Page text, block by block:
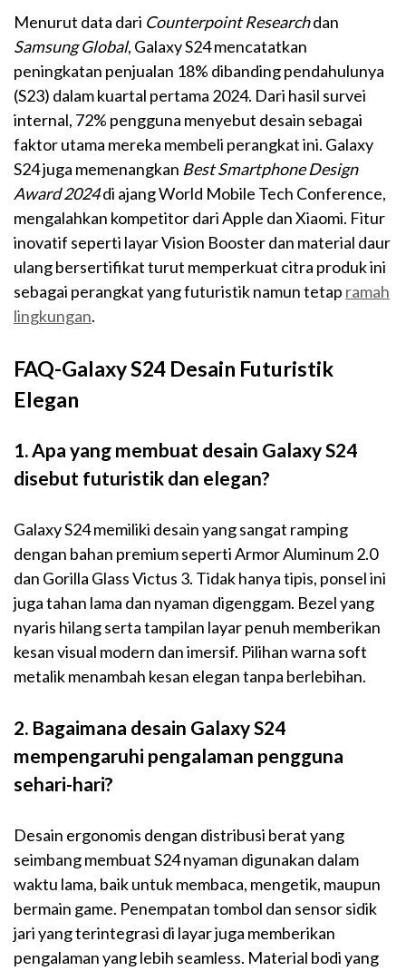
Menurut data dari Counterpoint Researchdan
Samsung Global, Galaxy S24 mencatatkan
peningkatan penjualan 18% dibanding pendahulunya
(S23) dalam kuartal pertama 2024. Dari hasil survei
internal, 72% pengguna menyebut desain sebagai
faktor utama mereka membeli perangkat ini. Galaxy
S24 juga memenangkan Best Smartphone Design
Award 2024di ajang World Mobile Tech Conference,
mengalahkan kompetitor dari Apple dan Xiaomi. Fitur
inovatif seperti layar Vision Booster dan material daur
ulang bersertifikat turut memperkuat citra produk ini
sebagai perangkat yang futuristik namun tetap ramah
lingkungan.
FAQ-Galaxy S24 Desain Futuristik
Elegan
1. Apa yang membuat desain Galaxy S24
disebut futuristik dan elegan?
Galaxy S24 memiliki desain yang sangat ramping
dengan bahan premium seperti Armor Aluminum 2.0
dan Gorilla Glass Victus 3. Tidak hanya tipis, ponsel ini
juga tahan lama dan nyaman digenggam. Bezel yang
nyaris hilang serta tampilan layar penuh memberikan
kesan visual modern dan imersif. Pilihan warna soft
metalik menambah kesan elegan tanpa berlebihan.
2. Bagaimana desain Galaxy S24
mempengaruhi pengalaman pengguna
sehari-hari?
Desain ergonomis dengan distribusi berat yang
seimbang membuat S24 nyaman digunakan dalam
waktu lama, baik untuk membaca, mengetik, maupun
bermain game. Penempatan tombol dan sensor sidik
jari yang terintegrasi di layar juga memberikan
pengalaman yang lebih seamless. Material bodi yang